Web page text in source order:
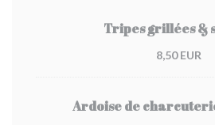
Tripes grillées &
8,50 EUR
Ardoise de